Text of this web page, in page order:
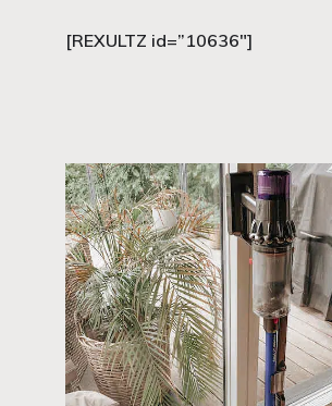
[REXULTZ id=”10636″]